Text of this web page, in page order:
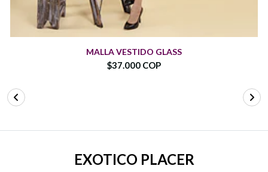
MALLA VESTIDO GLASS
$37.000 COP
EXOTICO PLACER